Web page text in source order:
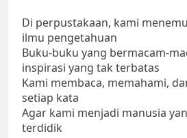
Di perpustakaan, kami
ilmu pengetahuan
Buku-buku yang bermacam-
inspirasi yang tak terbatas
Kami membaca, memahami,
setiap kata
Agar kami menjadi manusia
terdidik